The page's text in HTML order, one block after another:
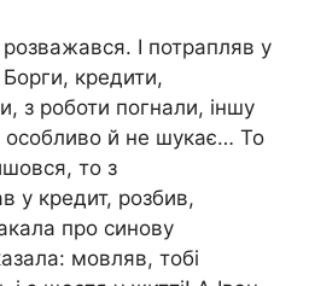
І потрапляв у
Борги, кредити,
з роботи погнали, іншу
й не шукає… То
то з
у кредит, розбив,
про синову
мовляв, тобі